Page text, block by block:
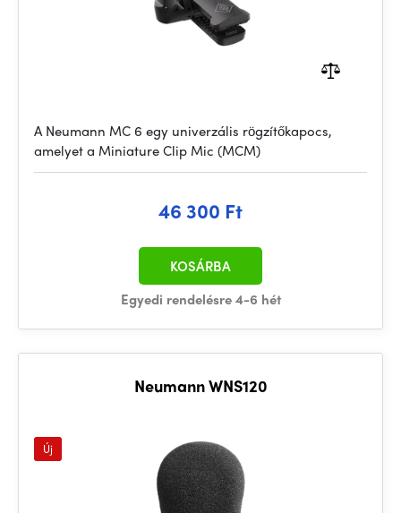
A Neumann MC 6 egy univerzális rögzítőkapocs,
amelyet a Miniature Clip Mic (MCM)
46 300 Ft
Egyedi rendelésre 4-6 hét
KOSÁRBA
Neumann WNS120
Új